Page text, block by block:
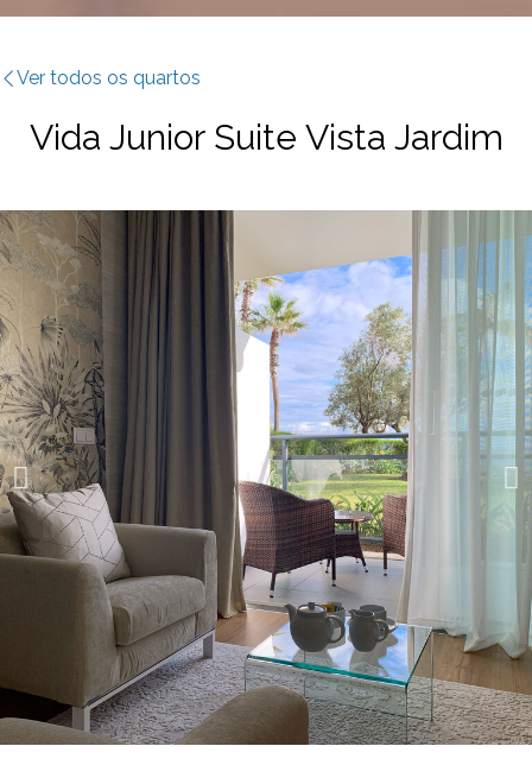
Ver todos os quartos
Vida Junior Suite Vista Jardim